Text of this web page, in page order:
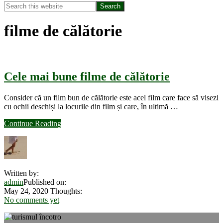
Search
this
Search
filme de călătorie
Cele mai bune filme de călătorie
Consider că un film bun de călătorie este acel film care face să visezi
cu ochii deschiși la locurile din film și care, în ultimă …
Continue Readingabout
Written by:
adminPublished on:
May 24, 2020 Thoughts:
No comments yet